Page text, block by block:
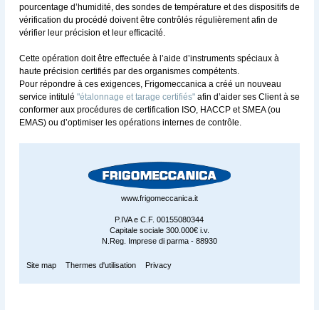
pourcentage d’humidité, des sondes de température et des dispositifs de
vérification du procédé doivent être contrôlés régulièrement afin de
vérifier leur précision et leur efficacité.
Cette opération doit être effectuée à l’aide d’instruments spéciaux à
haute précision certifiés par des organismes compétents.
Pour répondre à ces exigences, Frigomeccanica a créé un nouveau
service intitulé "étalonnage et tarage certifiés"afin d’aider ses Client à se
conformer aux procédures de certification ISO, HACCP et SMEA (ou
EMAS) ou d’optimiser les opérations internes de contrôle.
www.frigomeccanica.it
P.IVA e C.F. 00155080344
Capitale sociale 300.000€ i.v.
N.Reg. Imprese di parma - 88930
Site map Thermes d'utilisation Privacy